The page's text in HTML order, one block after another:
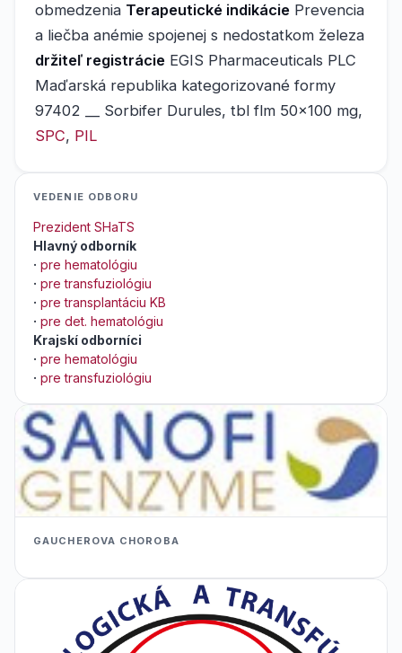
obmedzenia Terapeutické indikácie Prevencia
a liečba anémie spojenej s nedostatkom železa
držiteľ registrácie EGIS Pharmaceuticals PLC
Maďarská republika kategorizované formy
97402 __ Sorbifer Durules, tbl flm 50x100 mg,
SPC, PIL
VEDENIE ODBORU
Prezident SHaTS
Hlavný odborník
· pre hematológiu
· pre transfuziológiu
· pre transplantáciu KB
· pre det. hematológiu
Krajskí odborníci
· pre hematológiu
· pre transfuziológiu
GAUCHEROVA CHOROBA